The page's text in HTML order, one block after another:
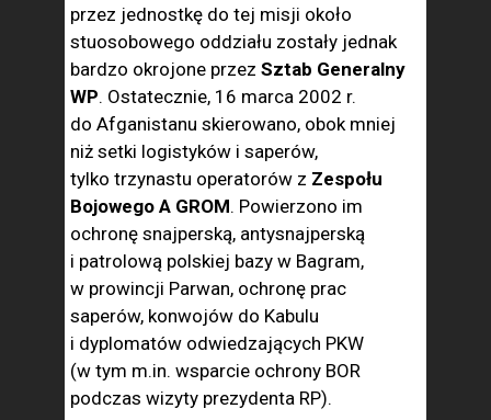
przez jednostkę do tej misji około
stuosobowego oddziału zostały jednak
bardzo okrojone przez Sztab Generalny
WP. Ostatecznie, 16 marca 2002 r.
do Afganistanu skierowano, obok mniej
niż setki logistyków i saperów,
tylko trzynastu operatorów z Zespołu
Bojowego A GROM. Powierzono im
ochronę snajperską, antysnajperską
i patrolową polskiej bazy w Bagram,
w prowincji Parwan, ochronę prac
saperów, konwojów do Kabulu
i dyplomatów odwiedzających PKW
(w tym m.in. wsparcie ochrony BOR
podczas wizyty prezydenta RP).